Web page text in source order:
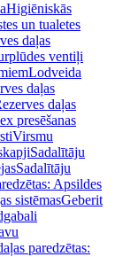
Higiēniskās
un tualetes
daļas
ventiļi
Lodveida
daļas
daļas
presēšanas
Virsmu
Sadalītāju
Sadalītāju
Apsildes
sistēmasGeberit
paredzētas: